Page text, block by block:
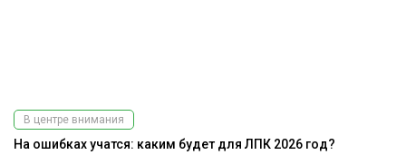
В центре внимания
На ошибках учатся: каким будет для ЛПК 2026 год?